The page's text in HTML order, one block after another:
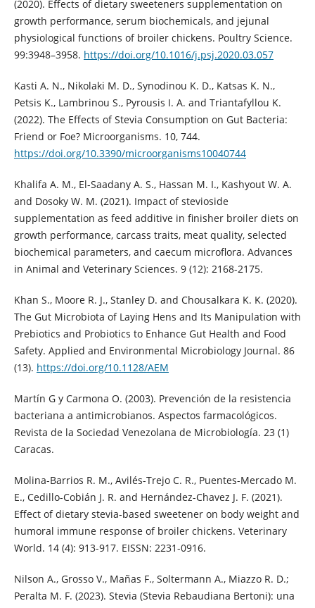
(2020). Effects of dietary sweeteners supplementation on
growth performance, serum biochemicals, and jejunal
physiological functions of broiler chickens. Poultry Science.
99:3948–3958. https://doi.org/10.1016/j.psj.2020.03.057
Kasti A. N., Nikolaki M. D., Synodinou K. D., Katsas K. N.,
Petsis K., Lambrinou S., Pyrousis I. A. and Triantafyllou K.
(2022). The Effects of Stevia Consumption on Gut Bacteria:
Friend or Foe? Microorganisms. 10, 744.
https://doi.org/10.3390/microorganisms10040744
Khalifa A. M., El-Saadany A. S., Hassan M. I., Kashyout W. A.
and Dosoky W. M. (2021). Impact of stevioside
supplementation as feed additive in finisher broiler diets on
growth performance, carcass traits, meat quality, selected
biochemical parameters, and caecum microflora. Advances
in Animal and Veterinary Sciences. 9 (12): 2168-2175.
Khan S., Moore R. J., Stanley D. and Chousalkara K. K. (2020).
The Gut Microbiota of Laying Hens and Its Manipulation with
Prebiotics and Probiotics to Enhance Gut Health and Food
Safety. Applied and Environmental Microbiology Journal. 86
(13). https://doi.org/10.1128/AEM
Martín G y Carmona O. (2003). Prevención de la resistencia
bacteriana a antimicrobianos. Aspectos farmacológicos.
Revista de la Sociedad Venezolana de Microbiología. 23 (1)
Caracas.
Molina-Barrios R. M., Avilés-Trejo C. R., Puentes-Mercado M.
E., Cedillo-Cobián J. R. and Hernández-Chavez J. F. (2021).
Effect of dietary stevia-based sweetener on body weight and
humoral immune response of broiler chickens. Veterinary
World. 14 (4): 913-917. EISSN: 2231-0916.
Nilson A., Grosso V., Mañas F., Soltermann A., Miazzo R. D.;
Peralta M. F. (2023). Stevia (Stevia Rebaudiana Bertoni): una